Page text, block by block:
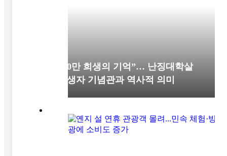
“30만 희생의 기억”… 난징대학살
희생자 기념관과 역사적 의미